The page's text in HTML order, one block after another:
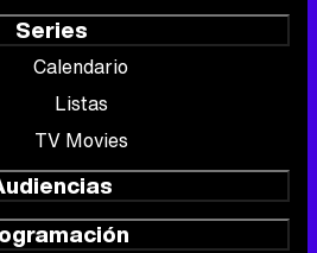
Series
Calendario
Listas
TV Movies